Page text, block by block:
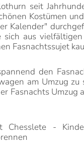
seit
Kostümen
Kalender"
aus
Fasnachtssujet
den
am Umzug
Fasnachts
Chesslete -